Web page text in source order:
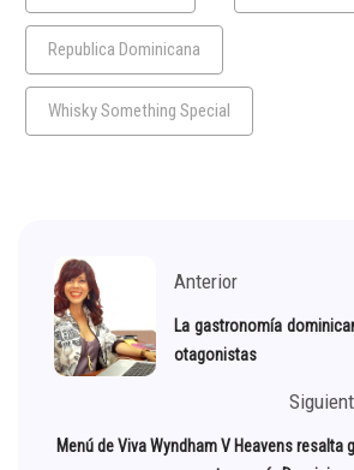
Republica Dominicana
Whisky Something Special
Anterior
La gastronomía
otagonistas
Menú de Viva Wyndham V Heavens resalta